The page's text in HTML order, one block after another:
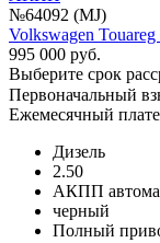
№64092 (MJ)
Volkswagen
995 000 руб.
Выберите срок
Первоначальный
Ежемесячный
Дизель
2.50
АКПП
черный
Полный